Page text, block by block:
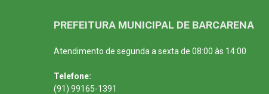
PREFEITURA MUNICIPAL DE BARCARENA
Atendimento de segunda a sexta de 08:00 às 14:00
Telefone:
(91) 99165-1391